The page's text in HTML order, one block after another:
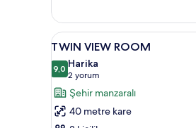
daha
fazla
detay
TWIN
VIEW
ROOM
için
tüm
fotoğrafları
9
TWIN VIEW ROOM
9,09,0 / 10
Harika
2 yorum
(2
yorum)
Şehir manzaralı
40 metre kare